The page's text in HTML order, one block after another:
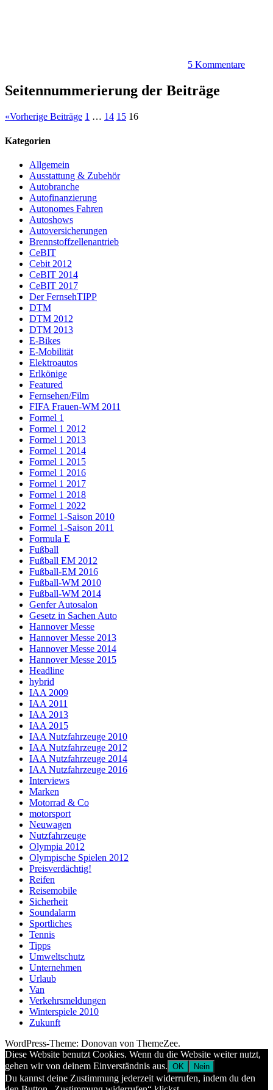
5 Kommentare
Seitennummerierung der Beiträge
«Vorherige Beiträge 1 … 14 15 16
Kategorien
Allgemein
Ausstattung & Zubehör
Autobranche
Autofinanzierung
Autonomes Fahren
Autoshows
Autoversicherungen
Brennstoffzellenantrieb
CeBIT
Cebit 2012
CeBIT 2014
CeBIT 2017
Der FernsehTIPP
DTM
DTM 2012
DTM 2013
E-Bikes
E-Mobilität
Elektroautos
Erlkönige
Featured
Fernsehen/Film
FIFA Frauen-WM 2011
Formel 1
Formel 1 2012
Formel 1 2013
Formel 1 2014
Formel 1 2015
Formel 1 2016
Formel 1 2017
Formel 1 2018
Formel 1 2022
Formel 1-Saison 2010
Formel 1-Saison 2011
Formula E
Fußball
Fußball EM 2012
Fußball-EM 2016
Fußball-WM 2010
Fußball-WM 2014
Genfer Autosalon
Gesetz in Sachen Auto
Hannover Messe
Hannover Messe 2013
Hannover Messe 2014
Hannover Messe 2015
Headline
hybrid
IAA 2009
IAA 2011
IAA 2013
IAA 2015
IAA Nutzfahrzeuge 2010
IAA Nutzfahrzeuge 2012
IAA Nutzfahrzeuge 2014
IAA Nutzfahrzeuge 2016
Interviews
Marken
Motorrad & Co
motorsport
Neuwagen
Nutzfahrzeuge
Olympia 2012
Olympische Spielen 2012
Preisverdächtig!
Reifen
Reisemobile
Sicherheit
Soundalarm
Sportliches
Tennis
Tipps
Umweltschutz
Unternehmen
Urlaub
Van
Verkehrsmeldungen
Winterspiele 2010
Zukunft
WordPress-Theme: Donovan von ThemeZee.
Diese Website benutzt Cookies. Wenn du die Website weiter nutzt,
gehen wir von deinem Einverständnis aus. OK Nein
Du kannst deine Zustimmung jederzeit widerrufen, indem du den